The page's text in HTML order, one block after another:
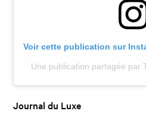
Voir cette publication sur
Une publication partagée par
Journal du Luxe